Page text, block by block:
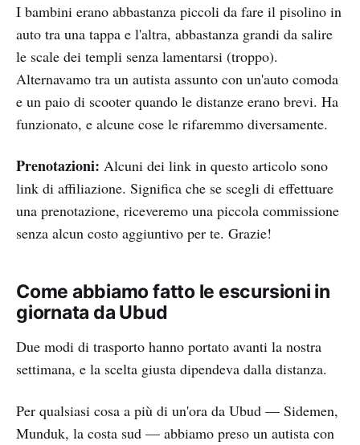
I bambini erano abbastanza piccoli da fare il pisolino in
auto tra una tappa e l'altra, abbastanza grandi da salire
le scale dei templi senza lamentarsi (troppo).
Alternavamo tra un autista assunto con un'auto comoda
e un paio di scooter quando le distanze erano brevi. Ha
funzionato, e alcune cose le rifaremmo diversamente.
Prenotazioni: Alcuni dei link in questo articolo sono
link di affiliazione. Significa che se scegli di effettuare
una prenotazione, riceveremo una piccola commissione
senza alcun costo aggiuntivo per te. Grazie!
Come abbiamo fatto le escursioni in
giornata da Ubud
Due modi di trasporto hanno portato avanti la nostra
settimana, e la scelta giusta dipendeva dalla distanza.
Per qualsiasi cosa a più di un'ora da Ubud — Sidemen,
Munduk, la costa sud — abbiamo preso un autista con